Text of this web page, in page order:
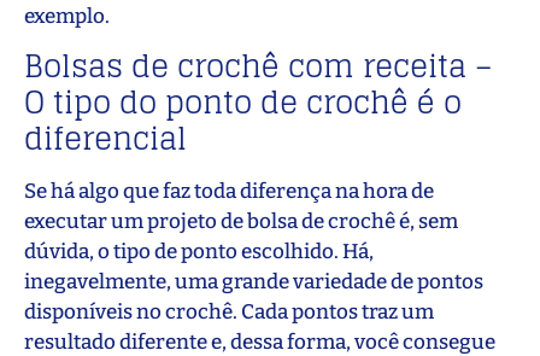
exemplo.
Bolsas de crochê com receita –
O tipo do ponto de crochê é o
diferencial
Se há algo que faz toda diferença na hora de
executar um projeto de bolsa de crochê é, sem
dúvida, o tipo de ponto escolhido. Há,
inegavelmente, uma grande variedade de pontos
disponíveis no crochê. Cada pontos traz um
resultado diferente e, dessa forma, você consegue